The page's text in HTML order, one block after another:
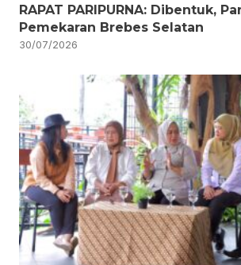
RAPAT PARIPURNA: Dibentuk,
Pemekaran Brebes Selatan
30/07/2026